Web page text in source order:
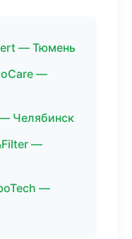
— Тюмень
—
— Челябинск
—
—